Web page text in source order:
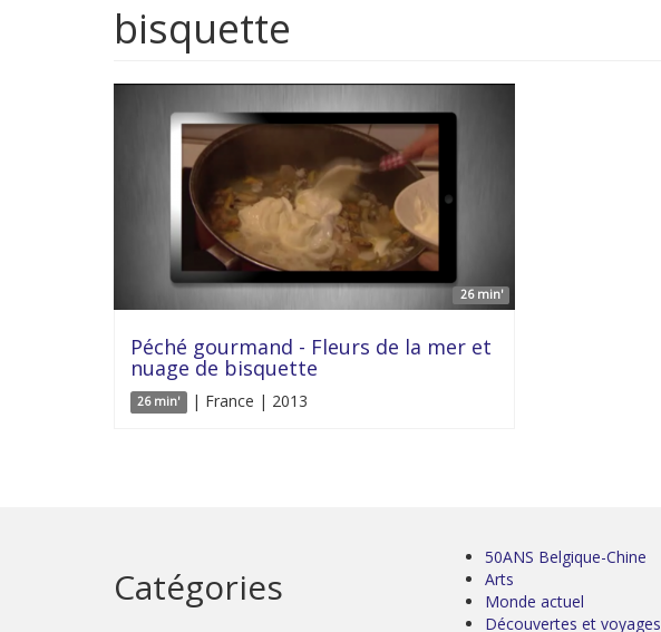
bisquette
26 min'
Péché gourmand - Fleurs de la mer et
nuage de bisquette
26 min' | France | 2013
Catégories
50ANS Belgique-Chine
Arts
Monde actuel
Découvertes et voyages